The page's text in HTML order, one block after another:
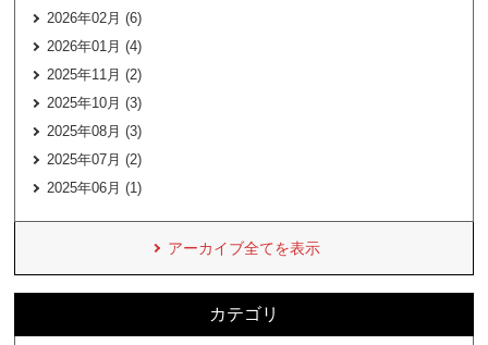
2026年02月 (6)
2026年01月 (4)
2025年11月 (2)
2025年10月 (3)
2025年08月 (3)
2025年07月 (2)
2025年06月 (1)
アーカイブ全てを表示
カテゴリ